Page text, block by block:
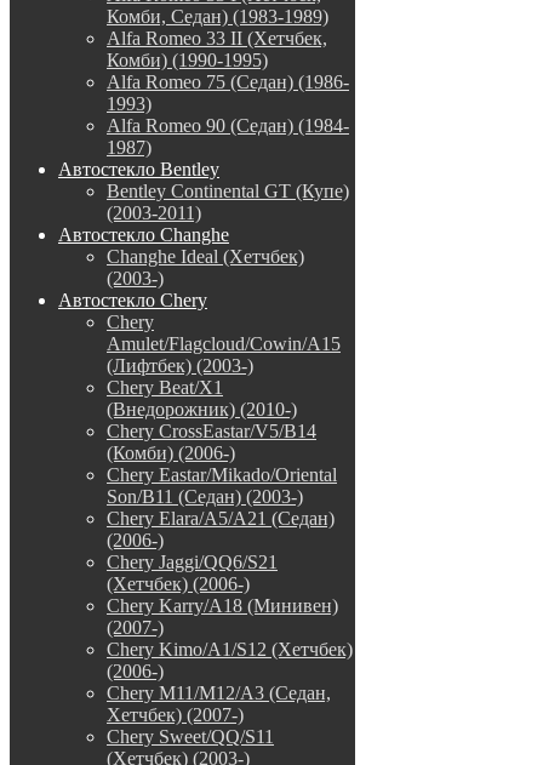
Комби, Седан) (1983-1989)
Alfa Romeo 33 II (Хетчбек,
Комби) (1990-1995)
Alfa Romeo 75 (Седан) (1986-
1993)
Alfa Romeo 90 (Седан) (1984-
1987)
Автостекло Bentley
Bentley Continental GT (Купе)
(2003-2011)
Автостекло Changhe
Changhe Ideal (Хетчбек)
(2003-)
Автостекло Chery
Chery
Amulet/Flagcloud/Cowin/A15
(Лифтбек) (2003-)
Chery Beat/X1
(Внедорожник) (2010-)
Chery CrossEastar/V5/B14
(Комби) (2006-)
Chery Eastar/Mikado/Oriental
Son/B11 (Седан) (2003-)
Chery Elara/A5/A21 (Седан)
(2006-)
Chery Jaggi/QQ6/S21
(Хетчбек) (2006-)
Chery Karry/A18 (Минивен)
(2007-)
Chery Kimo/A1/S12 (Хетчбек)
(2006-)
Chery M11/M12/A3 (Седан,
Хетчбек) (2007-)
Chery Sweet/QQ/S11
(Хетчбек) (2003-)